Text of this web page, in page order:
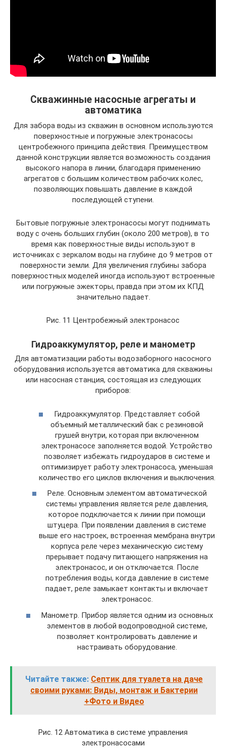
Скважинные насосные агрегаты и
автоматика
Для забора воды из скважин в основном используются
поверхностные и погружные электронасосы
центробежного принципа действия. Преимуществом
данной конструкции является возможность создания
высокого напора в линии, благодаря применению
агрегатов с большим количеством рабочих колес,
позволяющих повышать давление в каждой
последующей ступени.
Бытовые погружные электронасосы могут поднимать
воду с очень больших глубин (около 200 метров), в то
время как поверхностные виды используют в
источниках с зеркалом воды на глубине до 9 метров от
поверхности земли. Для увеличения глубины забора
поверхностных моделей иногда используют встроенные
или погружные эжекторы, правда при этом их КПД
значительно падает.
Рис. 11 Центробежный электронасос
Гидроаккумулятор, реле и манометр
Для автоматизации работы водозаборного насосного
оборудования используется автоматика для скважины
или насосная станция, состоящая из следующих
приборов:
Гидроаккумулятор. Представляет собой
объемный металлический бак с резиновой
грушей внутри, которая при включенном
электронасосе заполняется водой. Устройство
позволяет избежать гидроударов в системе и
оптимизирует работу электронасоса, уменьшая
количество его циклов включения и выключения.
Реле. Основным элементом автоматической
системы управления является реле давления,
которое подключается к линии при помощи
штуцера. При появлении давления в системе
выше его настроек, встроенная мембрана внутри
корпуса реле через механическую систему
прерывает подачу питающего напряжения на
электронасос, и он отключается. После
потребления воды, когда давление в системе
падает, реле замыкает контакты и включает
электронасос.
Манометр. Прибор является одним из основных
элементов в любой водопроводной системе,
позволяет контролировать давление и
настраивать оборудование.
Читайте также: Септик для туалета на даче
своими руками: Виды, монтаж и Бактерии
+Фото и Видео
Рис. 12 Автоматика в системе управления
электронасосами